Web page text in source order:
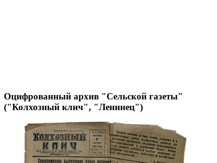
Оцифрованный архив "Сельской газеты"
("Колхозный клич", "Ленинец")